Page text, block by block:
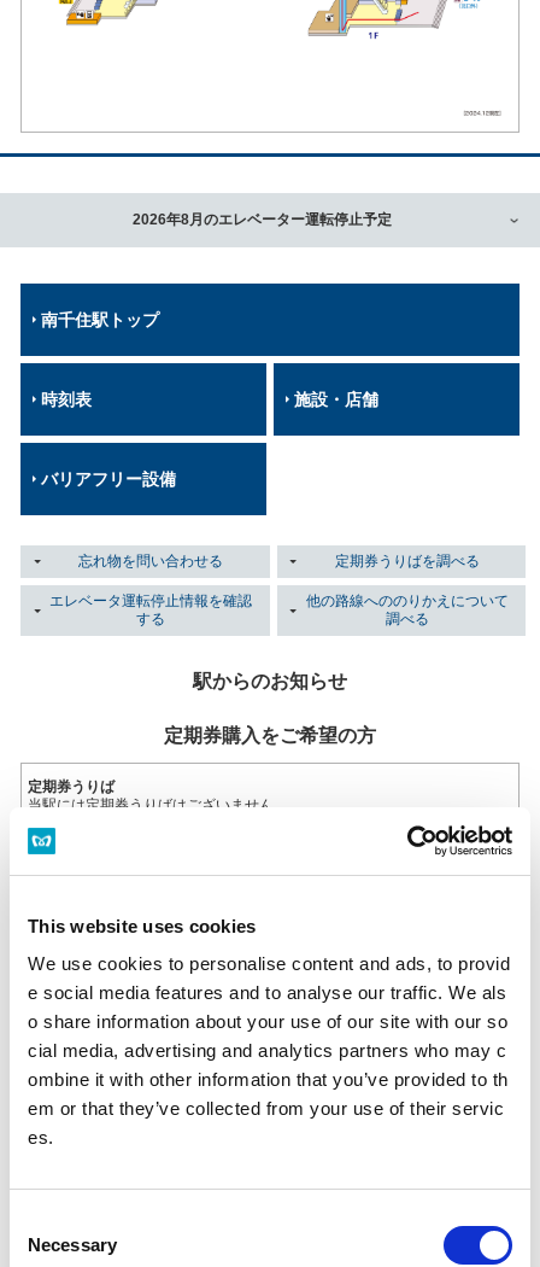
This website uses cookies
We use cookies to personalise content and ads, to provid
e social media features and to analyse our traffic. We als
o share information about your use of our site with our so
cial media, advertising and analytics partners who may c
ombine it with other information that you’ve provided to th
em or that they’ve collected from your use of their servic
es.
Necessary
2026年8月のエレベーター運転停止予定
南千住駅トップ
時刻表 施設・店舗
バリアフリー設備
忘れ物を問い合わせる 定期券うりばを調べる
エレベータ運転停止情報を確認
する
他の路線へののりかえについて
調べる
駅からのお知らせ
定期券購入をご希望の方
定期券うりば
当駅には定期券うりばはございません。
営業時間 始発～終電（一部のサービスを除く）
忘れ物をした方
忘れ物をした駅事務室までお問い合わせください。
駅事務室の電話番号
飯田橋駅（東京メトロ南北線）構内のお忘れ物総合取扱所もしくは東京メ